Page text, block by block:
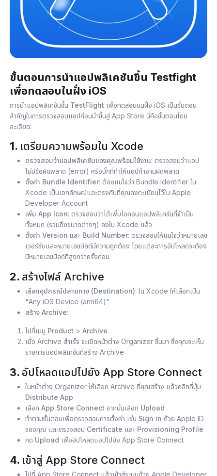
ขั้นตอนการนำแอปพลิเคชันขึ้น Testfight
เพื่อทดสอบในฝั่ง iOS
การนำแอปพลิเคชันขึ้น TestFlight เพื่อทดสอบบนฝั่ง iOS เป็นขั้นตอน
สำคัญในการตรวจสอบแอปก่อนนำขึ้นสู่ App Store นี่คือขั้นตอนโดย
ละเอียด:
1. เตรียมความพร้อมใน Xcode
ตรวจสอบว่าแอปพลิเคชันของคุณพร้อมใช้งาน: ตรวจสอบว่าแอป
ไม่มีข้อผิดพลาด (error) หรือบั๊กที่ทำให้แอปทำงานผิดพลาด
ตั้งค่า Bundle Identifier: ต้องแน่ใจว่า Bundle Identifier ใน
Xcode เป็นเอกลักษณ์และตรงกับที่คุณลงทะเบียนไว้ใน Apple
Developer Account
เพิ่ม App Icon: ตรวจสอบว่าได้เพิ่มไอคอนแอปพลิเคชันที่จำเป็น
ทั้งหมด (รวมถึงขนาดต่างๆ) ลงใน Xcode แล้ว
ตั้งค่า Version และ Build Number: ตรวจสอบให้แน่ใจว่าหมายเลข
เวอร์ชันและหมายเลขบิลด์มีความถูกต้อง โดยแต่ละการอัปโหลดจะต้อง
มีหมายเลขบิลด์ที่สูงกว่าครั้งก่อน
2. สร้างไฟล์ Archive
เลือกอุปกรณ์ปลายทาง (Destination): ใน Xcode ให้เลือกเป็น
"Any iOS Device (arm64)"
สร้าง Archive:
ไปที่เมนู Product > Archive
เมื่อ Archive สำเร็จ จะเปิดหน้าต่าง Organizer ขึ้นมา ซึ่งคุณจะเห็น
รายการแอปพลิเคชันที่สร้าง Archive
3. อัปโหลดแอปไปยัง App Store Connect
ในหน้าต่าง Organizer ให้เลือก Archive ที่คุณสร้าง แล้วคลิกที่ปุ่ม
Distribute App
เลือก App Store Connect จากนั้นเลือก Upload
ทำตามขั้นตอนเพื่อตรวจสอบการตั้งค่า เช่น Sign in ด้วย Apple ID
ของคุณ และตรวจสอบ Certificate และ Provisioning Profile
กด Upload เพื่ออัปโหลดแอปไปยัง App Store Connect
4. เข้าสู่ App Store Connect
ไปที่ App Store Connect แล้วเข้าสู่ระบบด้วย Apple Developer